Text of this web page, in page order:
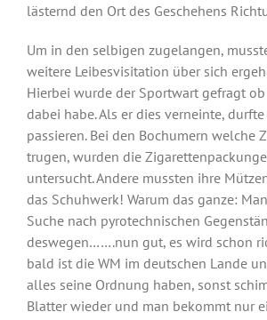
lästernd den Ort des Geschehens
Um in den selbigen zugelangen,
weitere Leibesvisitation über sich
Hierbei wurde der Sportwart gefragt
dabei habe. Als er dies verneinte, durfte
passieren. Bei den Bochumern welche
trugen, wurden die
untersucht. Andere mussten ihre
das Schuhwerk! Warum das ganze:
Suche nach pyrotechnischen
deswegen…….nun gut, es wird schon
bald ist die WM im deutschen Lande
alles seine Ordnung haben, sonst
Blatter wieder und man bekommt nur